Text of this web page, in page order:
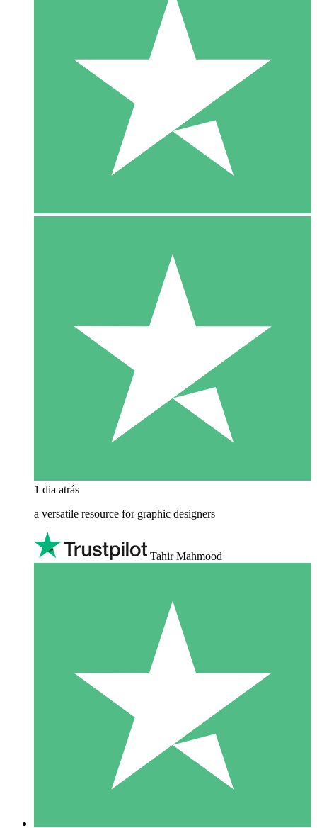
1 dia atrás
a versatile resource for graphic designers
Tahir Mahmood